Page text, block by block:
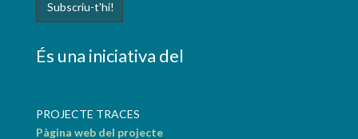
És una iniciativa del
PROJECTE TRACES
Pàgina web del projecte